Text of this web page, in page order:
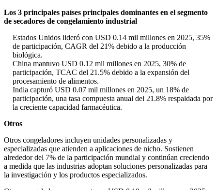
Los 3 principales países principales dominantes en el segmento
de secadores de congelamiento industrial
Estados Unidos lideró con USD 0.14 mil millones en 2025, 35%
de participación, CAGR del 21% debido a la producción
biológica.
China mantuvo USD 0.12 mil millones en 2025, 30% de
participación, TCAC del 21.5% debido a la expansión del
procesamiento de alimentos.
India capturó USD 0.07 mil millones en 2025, un 18% de
participación, una tasa compuesta anual del 21.8% respaldada por
la creciente capacidad farmacéutica.
Otros
Otros congeladores incluyen unidades personalizadas y
especializadas que atienden a aplicaciones de nicho. Sostienen
alrededor del 7% de la participación mundial y continúan creciendo
a medida que las industrias adoptan soluciones personalizadas para
la investigación y los productos especializados.